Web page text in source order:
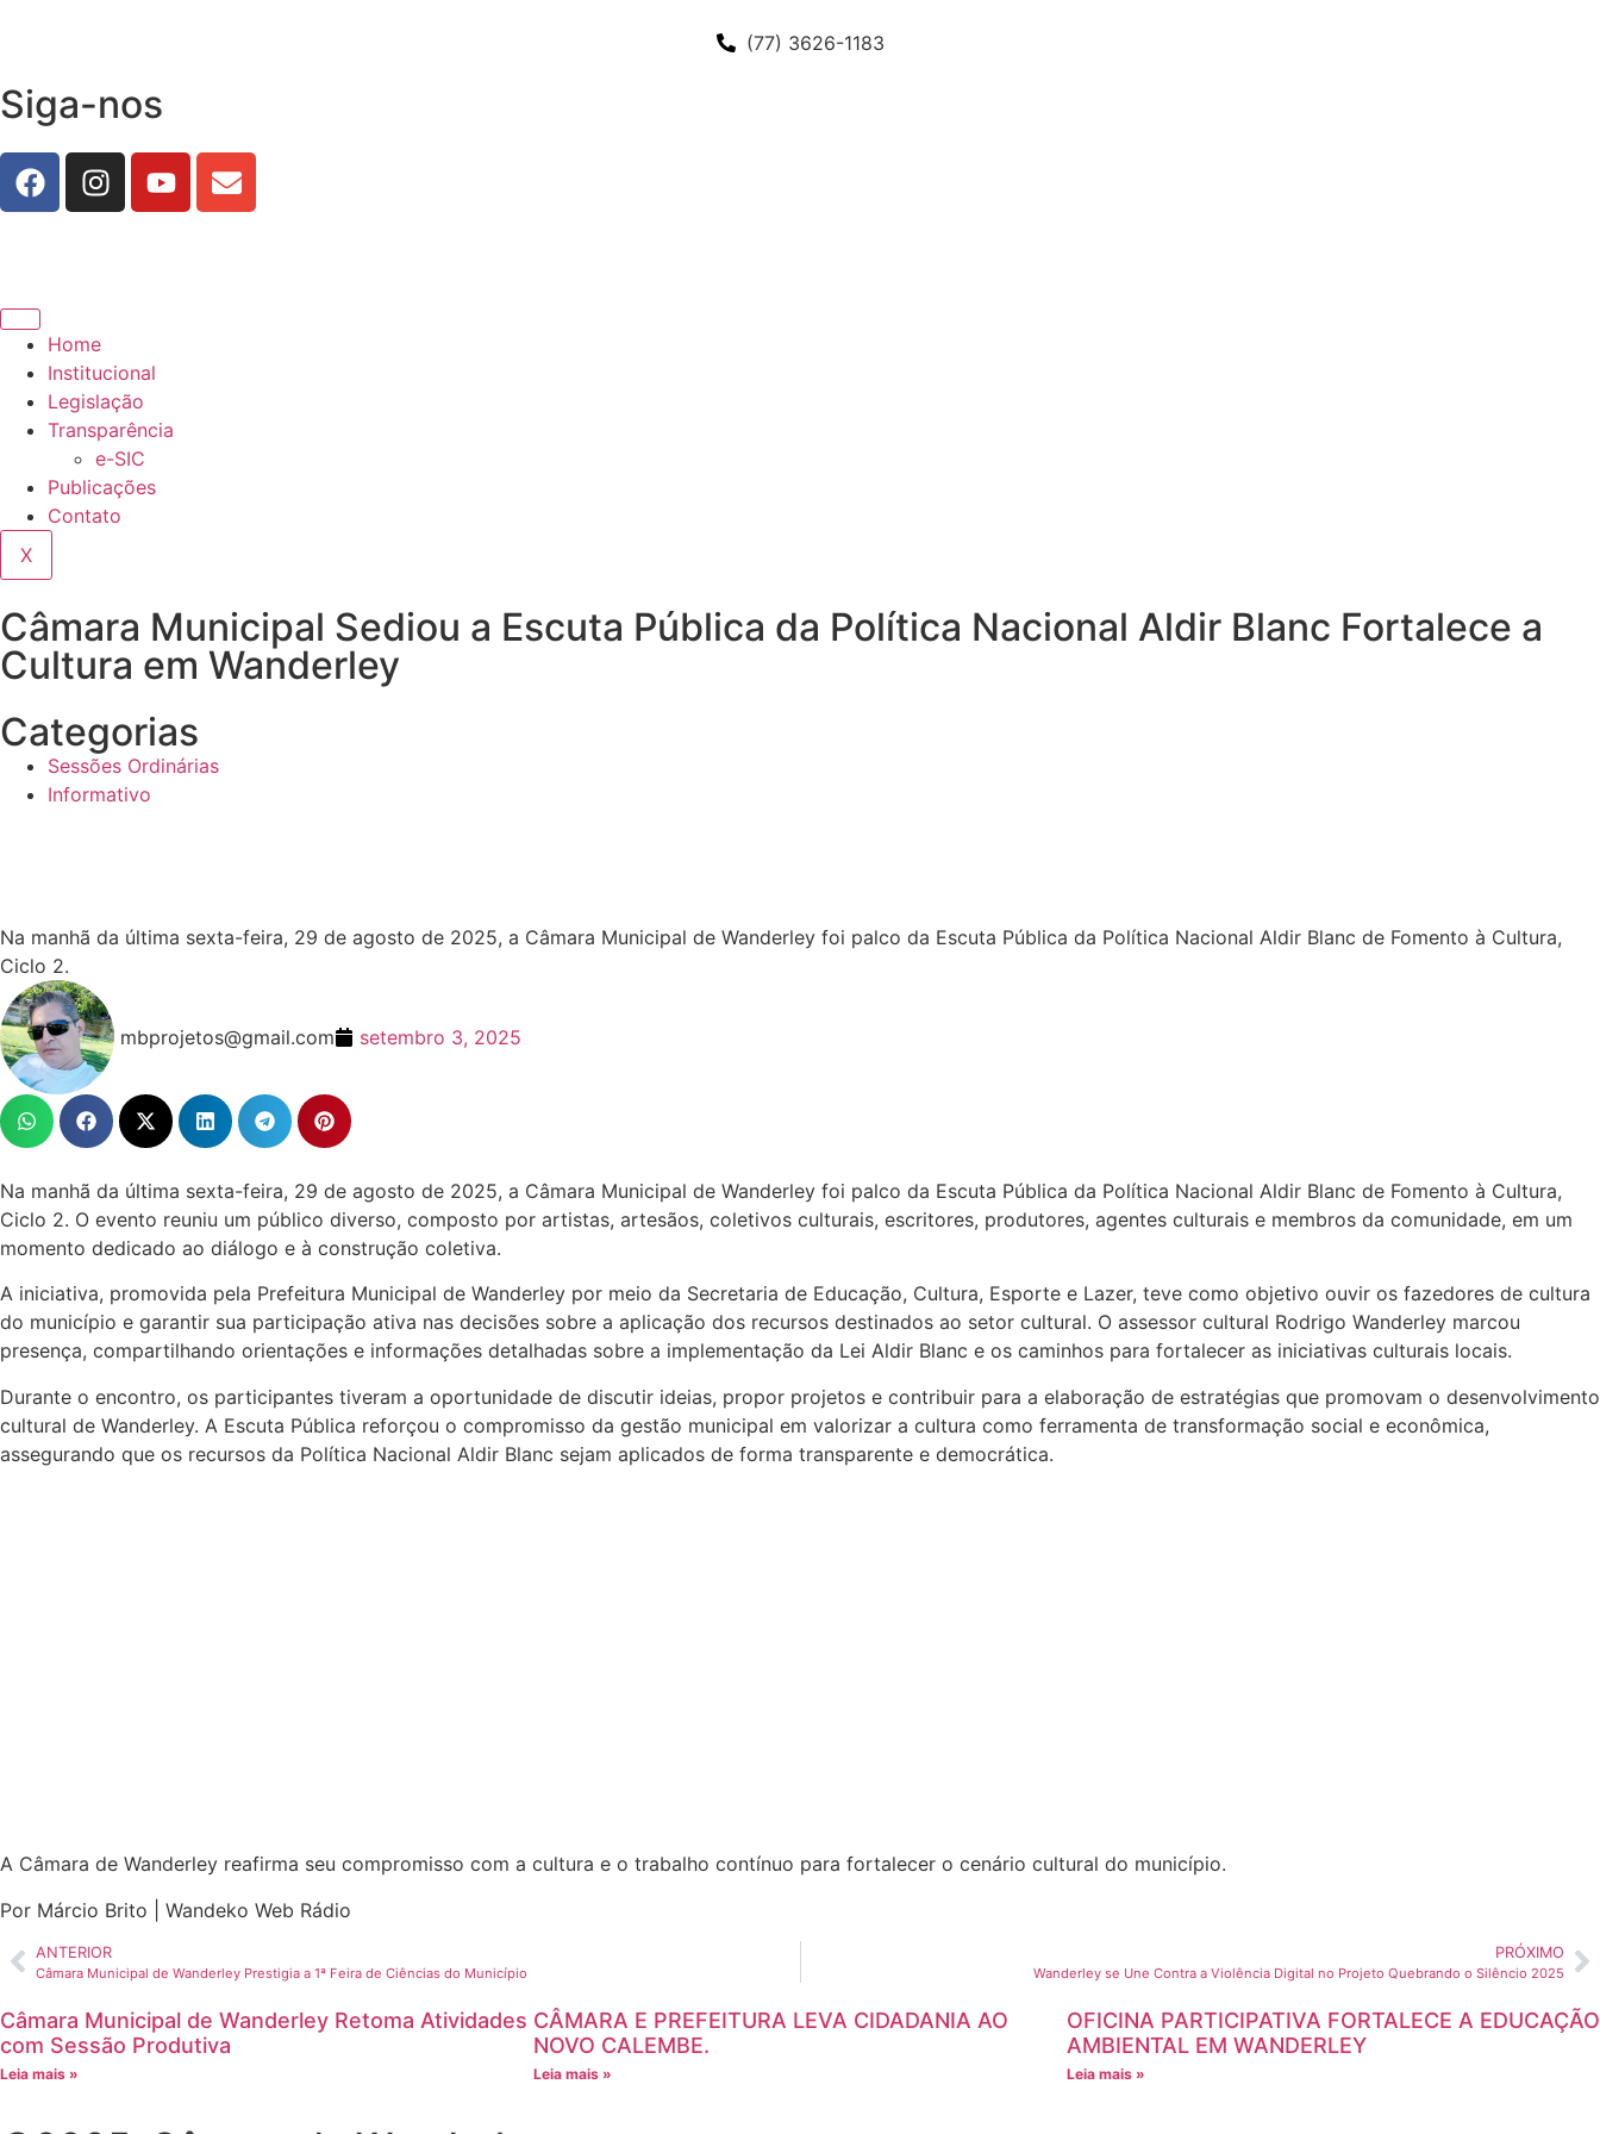
(77) 3626-1183
Siga-nos
Home
Institucional
Legislação
Transparência
e-SIC
Publicações
Contato
X
Câmara Municipal Sediou a Escuta Pública da Política Nacional Aldir Blanc Fortalece a
Cultura em Wanderley
Categorias
Sessões Ordinárias
Informativo
Na manhã da última sexta-feira, 29 de agosto de 2025, a Câmara Municipal de Wanderley foi palco da Escuta Pública da Política Nacional Aldir Blanc de Fomento à Cultura,
Ciclo 2.
mbprojetos@gmail.com setembro 3, 2025
Na manhã da última sexta-feira, 29 de agosto de 2025, a Câmara Municipal de Wanderley foi palco da Escuta Pública da Política Nacional Aldir Blanc de Fomento à Cultura,
Ciclo 2. O evento reuniu um público diverso, composto por artistas, artesãos, coletivos culturais, escritores, produtores, agentes culturais e membros da comunidade, em um
momento dedicado ao diálogo e à construção coletiva.
A iniciativa, promovida pela Prefeitura Municipal de Wanderley por meio da Secretaria de Educação, Cultura, Esporte e Lazer, teve como objetivo ouvir os fazedores de cultura
do município e garantir sua participação ativa nas decisões sobre a aplicação dos recursos destinados ao setor cultural. O assessor cultural Rodrigo Wanderley marcou
presença, compartilhando orientações e informações detalhadas sobre a implementação da Lei Aldir Blanc e os caminhos para fortalecer as iniciativas culturais locais.
Durante o encontro, os participantes tiveram a oportunidade de discutir ideias, propor projetos e contribuir para a elaboração de estratégias que promovam o desenvolvimento
cultural de Wanderley. A Escuta Pública reforçou o compromisso da gestão municipal em valorizar a cultura como ferramenta de transformação social e econômica,
assegurando que os recursos da Política Nacional Aldir Blanc sejam aplicados de forma transparente e democrática.
A Câmara de Wanderley reafirma seu compromisso com a cultura e o trabalho contínuo para fortalecer o cenário cultural do município.
Por Márcio Brito | Wandeko Web Rádio
ANTERIOR
Câmara Municipal de Wanderley Prestigia a 1ª Feira de Ciências do Município
PRÓXIMO
Wanderley se Une Contra a Violência Digital no Projeto Quebrando o Silêncio 2025
Câmara Municipal de Wanderley Retoma Atividades
com Sessão Produtiva
Leia mais »
CÂMARA E PREFEITURA LEVA CIDADANIA AO
NOVO CALEMBE.
Leia mais »
OFICINA PARTICIPATIVA FORTALECE A EDUCAÇÃO
AMBIENTAL EM WANDERLEY
Leia mais »